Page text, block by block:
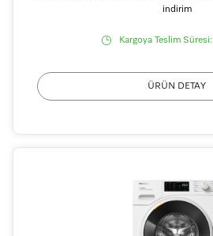
indirim
Kargoya Teslim Süresi:
ÜRÜN DETAY